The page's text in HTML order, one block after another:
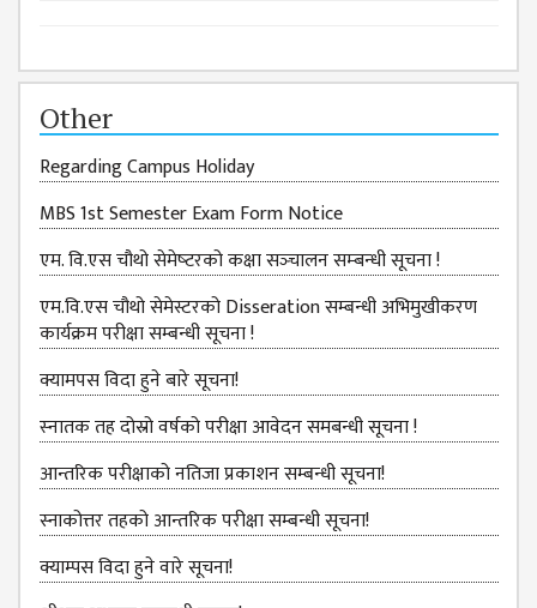
CAMPUS
WINGS
GENERAL
ASSEMBLY
CAMPUS
MANAGEMENT
COMMITTEE
ACCOUNT
COMMITTEE
ADVISORY
COMMITTEE
COMMITTEE
SELF-
ASSESSMENT
TEAM (SAT)
Other
Regarding Campus Holiday
MBS 1st Semester Exam Form Notice
एम. वि.एस चौथो सेमेष्‍टरको कक्षा सञ्‍चालन सम्‍बन्‍धी सूचना !
एम.वि.एस चौथो सेमेस्टरको Disseration सम्बन्धी अभिमुखीकरण
कार्यक्रम परीक्षा सम्बन्धी सूचना !
क्यामपस विदा हुने बारे सूचना!
स्‍नातक तह दोस्रो वर्षको परीक्षा आवेदन समबन्धी सूचना !
आन्तरिक परीक्षाको नतिजा प्रकाशन सम्बन्धी सूचना!
स्नाकोत्तर तहको आन्तरिक परीक्षा सम्बन्धी सूचना!
क्याम्पस विदा हुने वारे सूचना!